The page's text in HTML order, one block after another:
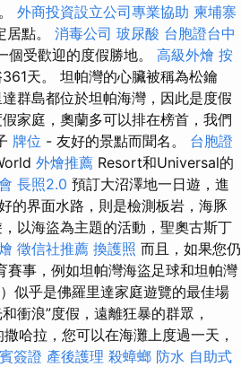
外商投資設立公司專業協助 柬埔寨
點。 消毒公司 玻尿酸 台胞證台中
受歡迎的度假勝地。 高級外燴 按
天。 坦帕灣的心臟被稱為松鑰
群島都位於坦帕海灣，因此是度假
家庭，奧蘭多可以排在榜首，我們
牌位 - 友好的景點而聞名。 台胞證
外燴推薦 Resort和Universal的
長照2.0 預訂大沼澤地一日遊，進
的界面水路，則是檢測板岩，海豚
以海盜為主題的活動，聖奧古斯丁
徵信社推薦 換護照 而且，如果您仍
事，例如坦帕灣海盜足球和坦帕灣
似乎是佛羅里達家庭遊覽的最佳場
衝浪”度假，遠離狂暴的群眾，
哈拉，您可以在海灘上度過一天，
簽證 產後護理 殺蟑螂 防水 自助式